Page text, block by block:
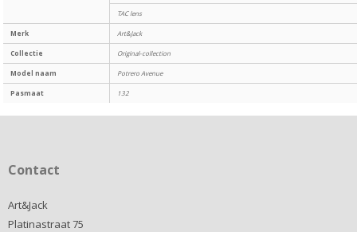
TAC lens
Merk Art&Jack
Collectie Original-collection
Model naam Potrero Avenue
Pasmaat 132
Contact
Art&Jack
Platinastraat 75